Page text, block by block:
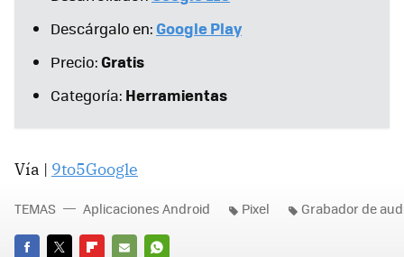
Descárgalo en: Google Play
Precio:Gratis
Categoría: Herramientas
Vía | 9to5Google
TEMAS Aplicaciones Android Pixel Grabador de